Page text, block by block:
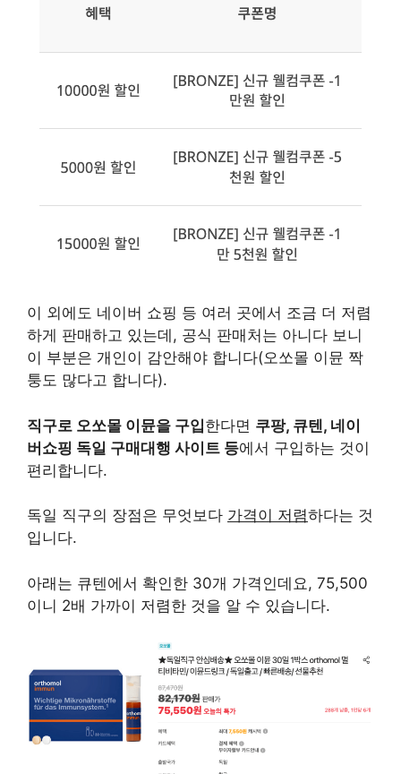
이 외에도 네이버 쇼핑 등 여러 곳에서 조금 더 저렴
하게 판매하고 있는데, 공식 판매처는 아니다 보니
이 부분은 개인이 감안해야 합니다(오쏘몰 이뮨 짝
퉁도 많다고 합니다).
직구로 오쏘몰 이뮨을 구입한다면 쿠팡, 큐텐, 네이
버쇼핑 독일 구매대행 사이트 등에서 구입하는 것이
편리합니다.
독일 직구의 장점은 무엇보다 가격이 저렴하다는 것
입니다.
아래는 큐텐에서 확인한 30개 가격인데요, 75,500
이니 2배 가까이 저렴한 것을 알 수 있습니다.